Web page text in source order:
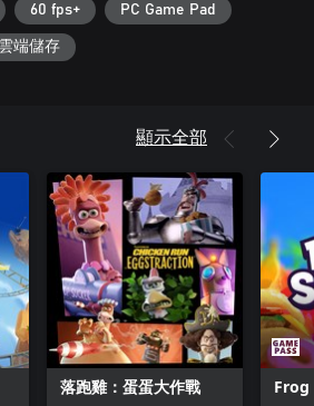
60 fps+ PC Game Pad
端儲存
顯示全部
落跑雞：蛋蛋大作戰 Frog